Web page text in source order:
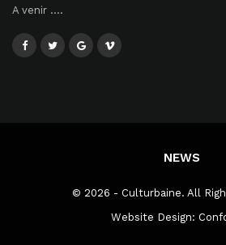
A venir ....
NEWS
© 2026 - Culturbaine. All
Website Design: